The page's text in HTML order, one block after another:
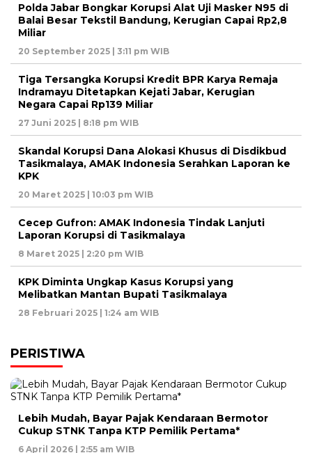
Polda Jabar Bongkar Korupsi Alat Uji Masker N95 di
Balai Besar Tekstil Bandung, Kerugian Capai Rp2,8
Miliar
20 September 2025 | 3:11 pm WIB
Tiga Tersangka Korupsi Kredit BPR Karya Remaja
Indramayu Ditetapkan Kejati Jabar, Kerugian
Negara Capai Rp139 Miliar
27 Juni 2025 | 8:18 pm WIB
Skandal Korupsi Dana Alokasi Khusus di Disdikbud
Tasikmalaya, AMAK Indonesia Serahkan Laporan ke
KPK
20 Maret 2025 | 10:03 pm WIB
Cecep Gufron: AMAK Indonesia Tindak Lanjuti
Laporan Korupsi di Tasikmalaya
8 Maret 2025 | 2:20 pm WIB
KPK Diminta Ungkap Kasus Korupsi yang
Melibatkan Mantan Bupati Tasikmalaya
28 Februari 2025 | 1:24 am WIB
PERISTIWA
Lebih Mudah, Bayar Pajak Kendaraan Bermotor
Cukup STNK Tanpa KTP Pemilik Pertama*
6 April 2026 | 2:55 am WIB